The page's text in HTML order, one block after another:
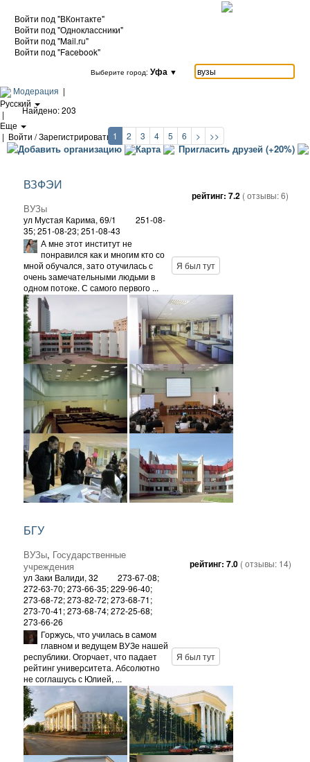
Войти под "ВКонтакте"
Войти под "Одноклассники"
Войти под "Mail.ru"
Войти под "Facebook"
Выберите город: Уфа ▼
Модерация |
Русский
|
Еще
| Войти / Зарегистрироваться
Добавить организацию Карта Пригласить друзей (+20%)
Найдено: 203
1 2 3 4 5 6 > >>
ВЗФЭИ
ВУЗы
ул Мустая Карима, 69/1
251-08-
35; 251-08-23; 251-08-43
рейтинг: 7.2 ( отзывы:6)
А мне этот институт не
понравился как и многим кто со
мной обучался, зато отучилась с
очень замечательными людьми в
одном потоке. С самого первого ...
Я был тут
БГУ
ВУЗы, Государственные
учреждения
ул Заки Валиди, 32
273-67-08;
272-63-70; 273-66-35; 229-96-40;
273-68-72; 273-82-72; 273-68-71;
273-70-41; 273-68-74; 272-25-68;
273-66-26
рейтинг: 7.0 ( отзывы: 14)
Горжусь, что училась в самом
главном и ведущем ВУЗе нашей
республики. Огорчает, что падает
рейтинг университета. Абсолютно
не соглашусь с Юлией, ...
Я был тут